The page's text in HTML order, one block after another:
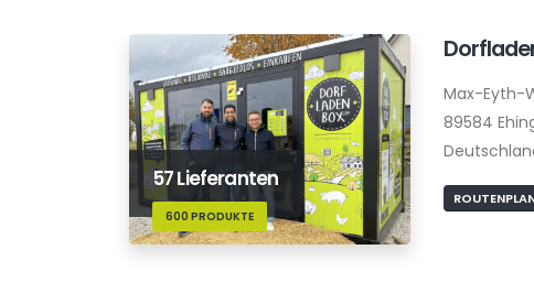
57 Lieferanten
600 PRODUKTE
Max-Eyth-
89584